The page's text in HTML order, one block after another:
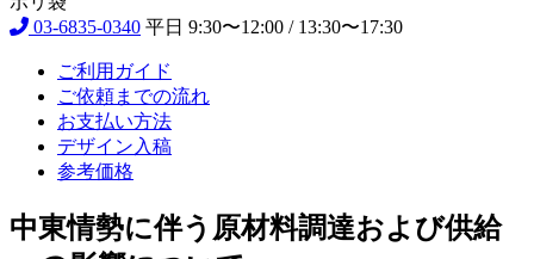
03-6835-0340 平日 9:30〜12:00 / 13:30〜17:30
ご利用ガイド
ご依頼までの流れ
お支払い方法
デザイン入稿
参考価格
中東情勢に伴う原材料調達および供給